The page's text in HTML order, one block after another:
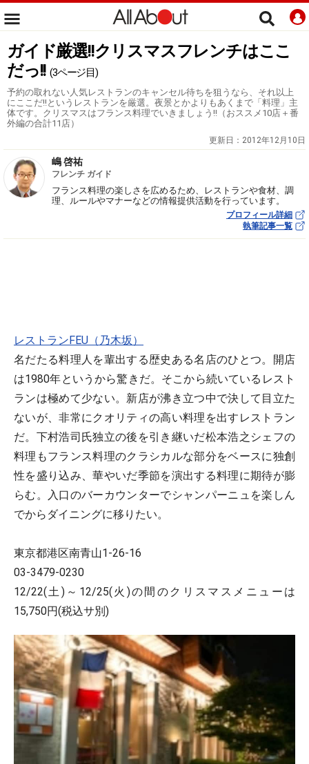
ガイド厳選!!クリスマスフレンチはここ
だっ!! (3ページ目)
予約の取れない人気レストランのキャンセル待ちを狙うなら、それ以上
にここだ!!というレストランを厳選。夜景とかよりもあくまで「料理」主
体です。クリスマスはフランス料理でいきましょう!!（おススメ10店＋番
外編の合計11店）
更新日： 2012年12月10日
嶋 啓祐
フレンチ ガイド
フランス料理の楽しさを広めるため、レストランや食材、調
理、ルールやマナーなどの情報提供活動を行っています。
プロフィール詳細
執筆記事一覧
レストランFEU（乃木坂）
名だたる料理人を輩出する歴史ある名店のひとつ。開店
は1980年というから驚きだ。そこから続いているレスト
ランは極めて少ない。新店が沸き立つ中で決して目立た
ないが、非常にクオリティの高い料理を出すレストラン
だ。下村浩司氏独立の後を引き継いだ松本浩之シェフの
料理もフランス料理のクラシカルな部分をベースに独創
性を盛り込み、華やいだ季節を演出する料理に期待が膨
らむ。入口のバーカウンターでシャンパーニュを楽しん
でからダイニングに移りたい。
東京都港区南青山1-26-16
03-3479-0230
12/22(土)～12/25(火)の間のクリスマスメニューは
15,750円(税込サ別)